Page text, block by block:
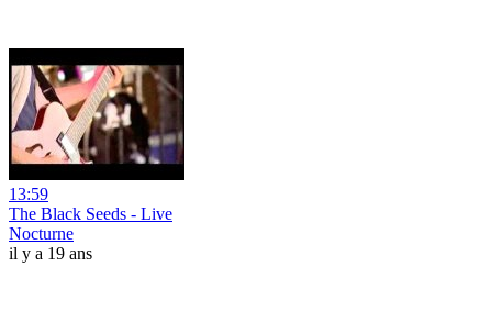
13:59
The Black Seeds - Live
Nocturne
il y a 19 ans